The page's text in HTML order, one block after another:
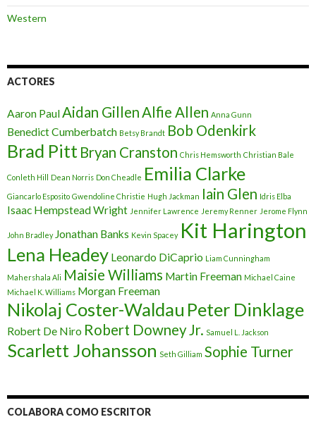
Western
ACTORES
Aaron PaulAidan GillenAlfie Allen Anna Gunn
Benedict Cumberbatch Betsy Brandt Bob Odenkirk
Brad Pitt Bryan Cranston Chris Hemsworth Christian Bale
Conleth Hill Dean Norris Don Cheadle Emilia Clarke
Giancarlo Esposito Gwendoline Christie Hugh Jackman Iain Glen Idris Elba
Isaac Hempstead Wright Jennifer Lawrence Jeremy Renner Jerome Flynn
John Bradley Jonathan Banks Kevin Spacey Kit Harington
Lena Headey Leonardo DiCaprio Liam Cunningham
Mahershala Ali Maisie Williams Martin Freeman Michael Caine
Michael K. Williams Morgan Freeman
Nikolaj Coster-Waldau Peter Dinklage
Robert De Niro Robert Downey Jr. Samuel L. Jackson
Scarlett Johansson Seth Gilliam Sophie Turner
COLABORA COMO ESCRITOR